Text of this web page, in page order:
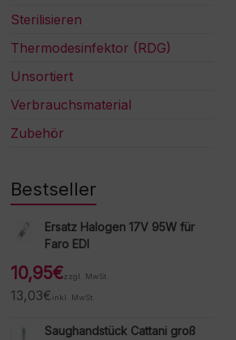
Sterilisieren
Thermodesinfektor (RDG)
Unsortiert
Verbrauchsmaterial
Zubehör
Bestseller
Ersatz Halogen 17V 95W für
Faro EDI
10,95€zzgl. MwSt.
13,03€ inkl. MwSt.
Saughandstück Cattani groß